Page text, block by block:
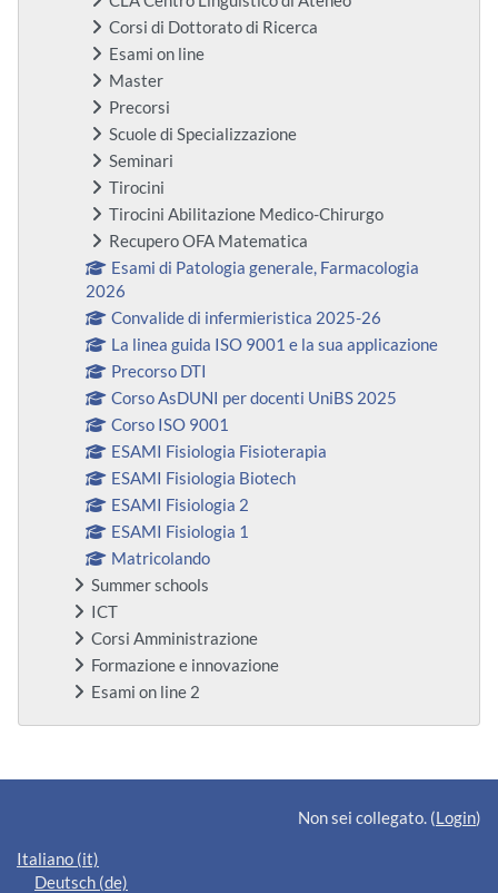
Corsi di Dottorato di Ricerca
Esami on line
Master
Precorsi
Scuole di Specializzazione
Seminari
Tirocini
Tirocini Abilitazione Medico-Chirurgo
Recupero OFA Matematica
Esami di Patologia generale, Farmacologia
2026
Convalide di infermieristica 2025-26
La linea guida ISO 9001 e la sua applicazione
Precorso DTI
Corso AsDUNI per docenti UniBS 2025
Corso ISO 9001
ESAMI Fisiologia Fisioterapia
ESAMI Fisiologia Biotech
ESAMI Fisiologia 2
ESAMI Fisiologia 1
Matricolando
Summer schools
ICT
Corsi Amministrazione
Formazione e innovazione
Esami on line 2
Blocchi supplementari
Non sei collegato. (Login)
Italiano ‎(it)‎
Deutsch ‎(de)‎